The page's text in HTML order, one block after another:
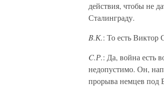
действия, чтобы не
Сталинграду.
B.К.: То есть Виктор
C.Р.: Да, война есть
недопустимо. Он,
прорыва немцев под